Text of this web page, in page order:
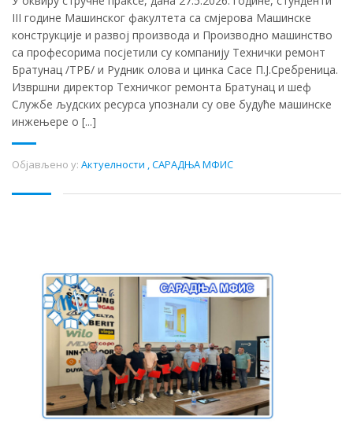
III године Машинског факултета са смјерова Машинске
конструкције и развој производа и Производно машинство
са професорима посјетили су компанију Технички ремонт
Братунац /ТРБ/ и Рудник олова и цинка Сасе П.Ј.Сребреница.
Извршни директор Техничког ремонта Братунац и шеф
Службе људских ресурса упознали су ове будуће машинске
инжењере о [...]
Објављено у: Актуелности ,САРАДЊА МФИС